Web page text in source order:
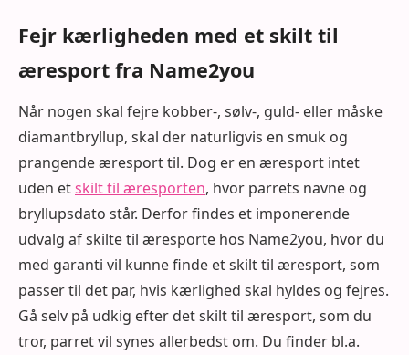
Fejr kærligheden med et skilt til
æresport fra Name2you
Når nogen skal fejre kobber-, sølv-, guld- eller måske
diamantbryllup, skal der naturligvis en smuk og
prangende æresport til. Dog er en æresport intet
uden etskilt til æresporten, hvor parrets navne og
bryllupsdato står. Derfor findes et imponerende
udvalg af skilte til æresporte hos Name2you, hvor du
med garanti vil kunne finde et skilt til æresport, som
passer til det par, hvis kærlighed skal hyldes og fejres.
Gå selv på udkig efter det skilt til æresport, som du
tror, parret vil synes allerbedst om. Du finder bl.a.